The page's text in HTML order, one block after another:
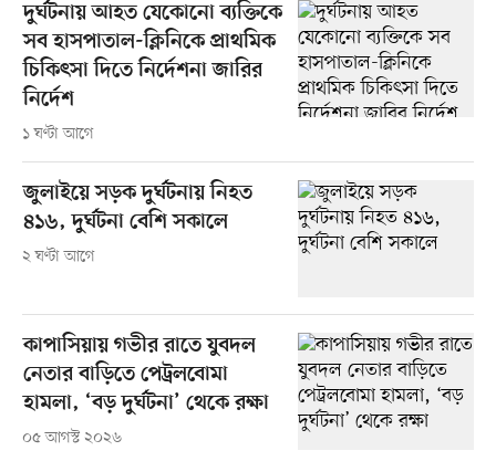
দুর্ঘটনায় আহত যেকোনো ব্যক্তিকে
সব হাসপাতাল-ক্লিনিকে প্রাথমিক
চিকিৎসা দিতে নির্দেশনা জারির
নির্দেশ
১ ঘণ্টা আগে
জুলাইয়ে সড়ক দুর্ঘটনায় নিহত
৪১৬, দুর্ঘটনা বেশি সকালে
২ ঘণ্টা আগে
কাপাসিয়ায় গভীর রাতে যুবদল
নেতার বাড়িতে পেট্রলবোমা
হামলা, ‘বড় দুর্ঘটনা’ থেকে রক্ষা
০৫ আগস্ট ২০২৬